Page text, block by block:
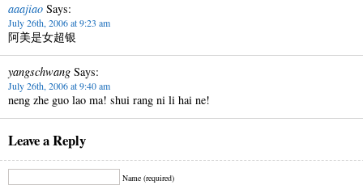
aaajiao Says:
July 26th, 2006 at 9:23 am
阿美是女超银
yangschwang Says:
July 26th, 2006 at 9:40 am
neng zhe guo lao ma! shui rang ni li hai ne!
Leave a Reply
Name (required)